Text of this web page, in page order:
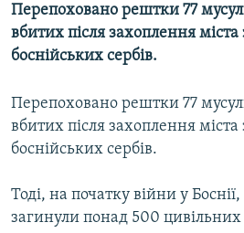
СВІТ
КИТАЙ.ВИКЛИКИ
МУЛЬТИМЕДІА
СПЕЦПРОЄКТИ
ПОДКАСТИ
КРИМ РЕАЛІЇ
РУС
Перепоховано рештки 77
вбитих після захоплення
боснійських сербів.
Перепоховано рештки 77
вбитих після захоплення
боснійських сербів.
Тоді, на початку війни у
загинули понад 500 цивільних